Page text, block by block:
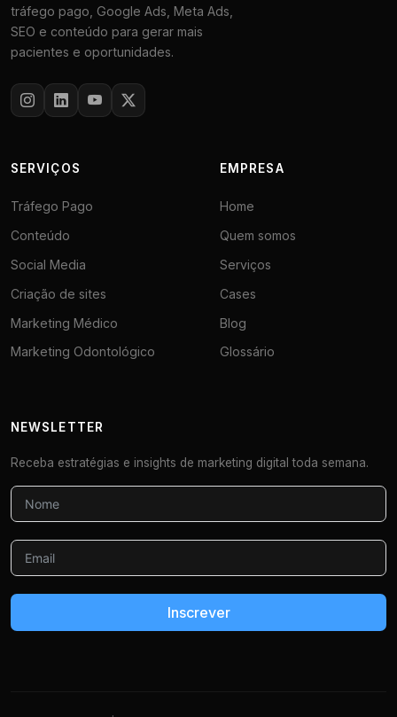
tráfego pago, Google Ads, Meta Ads,
SEO e conteúdo para gerar mais
pacientes e oportunidades.
SERVIÇOS
Tráfego Pago
Conteúdo
Social Media
Criação de sites
Marketing Médico
Marketing Odontológico
EMPRESA
Home
Quem somos
Serviços
Cases
Blog
Glossário
NEWSLETTER
Receba estratégias e insights de marketing digital toda semana.
Inscrever